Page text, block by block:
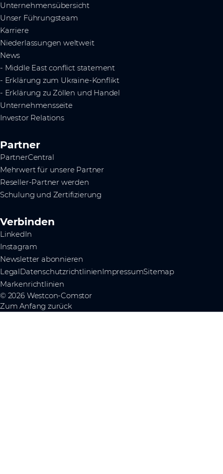
Unternehmensübersicht
Unser Führungsteam
Karriere
Niederlassungen weltweit
News
- Middle East conflict statement
- Erklärung zum Ukraine-Konflikt
- Erklärung zu Zöllen und Handel
Unternehmensseite
Investor Relations
Partner
PartnerCentral
Mehrwert für unsere Partner
Reseller-Partner werden
Schulung und Zertifizierung
Verbinden
LinkedIn
Instagram
Newsletter abonnieren
LegalDatenschutzrichtlinienImpressumSitemap
Markenrichtlinien
© 2026 Westcon-Comstor
Zum Anfang zurück